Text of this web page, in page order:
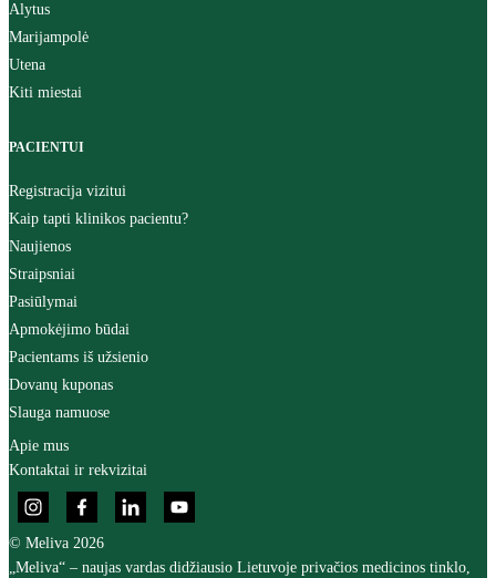
Alytus
Marijampolė
Utena
Kiti miestai
PACIENTUI
Registracija vizitui
Kaip tapti klinikos pacientu?
Naujienos
Straipsniai
Pasiūlymai
Apmokėjimo būdai
Pacientams iš užsienio
Dovanų kuponas
Slauga namuose
Apie mus
Kontaktai ir rekvizitai
© Meliva 2026
„Meliva“ – naujas vardas didžiausio Lietuvoje privačios medicinos tinklo,